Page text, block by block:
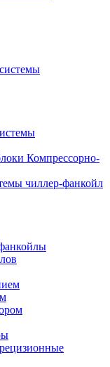
Компрессорно-
чиллер-фанкойл